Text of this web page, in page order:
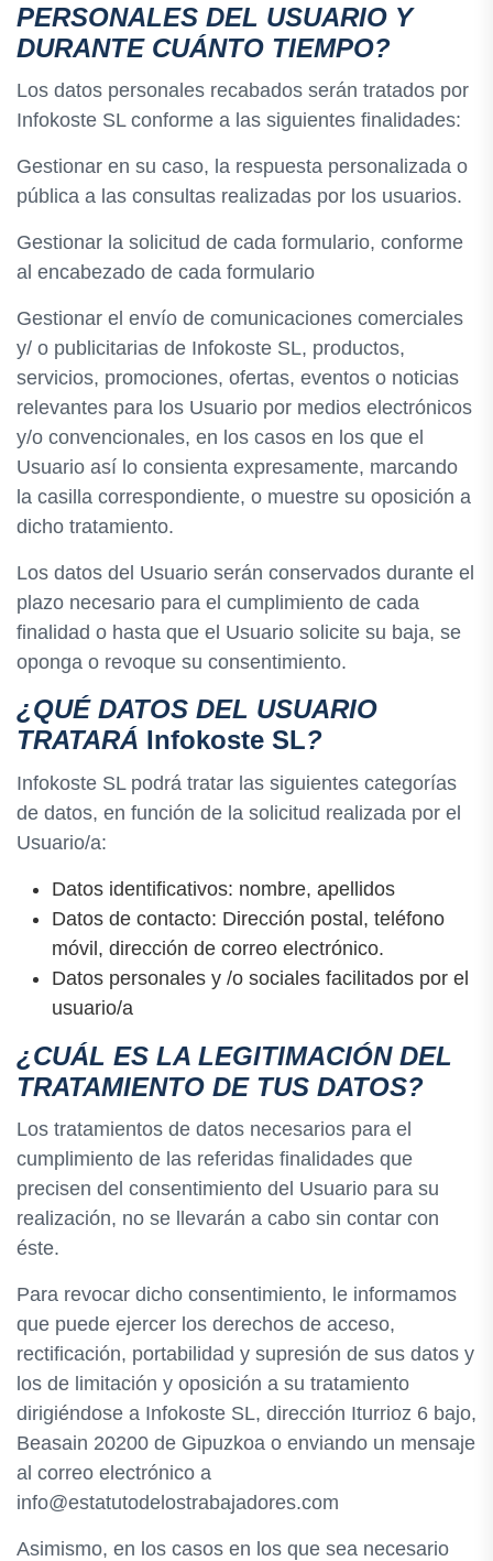
PERSONALES DEL USUARIO Y
DURANTE CUÁNTO TIEMPO?
Los datos personales recabados serán tratados por
Infokoste SL conforme a las siguientes finalidades:
Gestionar en su caso, la respuesta personalizada o
pública a las consultas realizadas por los usuarios.
Gestionar la solicitud de cada formulario, conforme
al encabezado de cada formulario
Gestionar el envío de comunicaciones comerciales
y/ o publicitarias de Infokoste SL, productos,
servicios, promociones, ofertas, eventos o noticias
relevantes para los Usuario por medios electrónicos
y/o convencionales, en los casos en los que el
Usuario así lo consienta expresamente, marcando
la casilla correspondiente, o muestre su oposición a
dicho tratamiento.
Los datos del Usuario serán conservados durante el
plazo necesario para el cumplimiento de cada
finalidad o hasta que el Usuario solicite su baja, se
oponga o revoque su consentimiento.
¿QUÉ DATOS DEL USUARIO
TRATARÁ Infokoste SL?
Infokoste SL podrá tratar las siguientes categorías
de datos, en función de la solicitud realizada por el
Usuario/a:
Datos identificativos: nombre, apellidos
Datos de contacto: Dirección postal, teléfono
móvil, dirección de correo electrónico.
Datos personales y /o sociales facilitados por el
usuario/a
¿CUÁL ES LA LEGITIMACIÓN DEL
TRATAMIENTO DE TUS DATOS?
Los tratamientos de datos necesarios para el
cumplimiento de las referidas finalidades que
precisen del consentimiento del Usuario para su
realización, no se llevarán a cabo sin contar con
éste.
Para revocar dicho consentimiento, le informamos
que puede ejercer los derechos de acceso,
rectificación, portabilidad y supresión de sus datos y
los de limitación y oposición a su tratamiento
dirigiéndose a Infokoste SL, dirección Iturrioz 6 bajo,
Beasain 20200 de Gipuzkoa o enviando un mensaje
al correo electrónico a
info@estatutodelostrabajadores.com
Asimismo, en los casos en los que sea necesario